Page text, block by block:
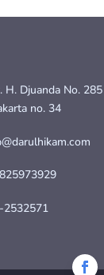
H. Djuanda No.
no. 34
2532571